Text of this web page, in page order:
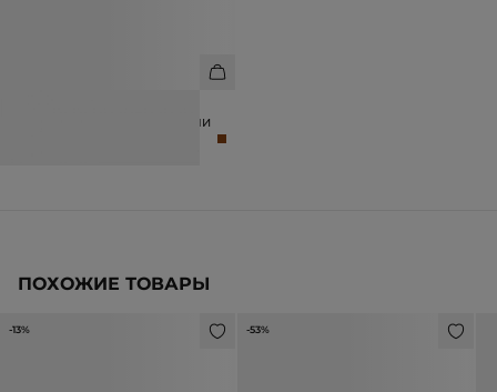
ДЕКОРАТИВНЫМИ ПУГОВИЦАМИ
ПОХОЖИЕ ТОВАРЫ
-13% -53%